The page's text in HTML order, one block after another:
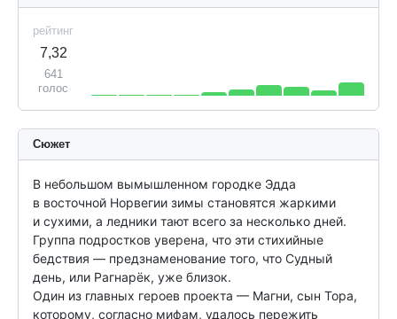
рейтинг
7,32
641
голос
Сюжет
В небольшом вымышленном городке Эдда
в восточной Норвегии зимы становятся жаркими
и сухими, а ледники тают всего за несколько дней.
Группа подростков уверена, что эти стихийные
бедствия — предзнаменование того, что Судный
день, или Рагнарёк, уже близок.
Один из главных героев проекта — Магни, сын Тора,
которому, согласно мифам, удалось пережить